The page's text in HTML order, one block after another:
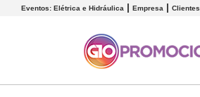
Eventos: Elétrica e Hidráulica Empresa Clientes